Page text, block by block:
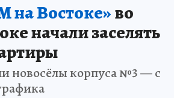
Востоке»во
начали заселять
новосёлы корпуса №3 — с